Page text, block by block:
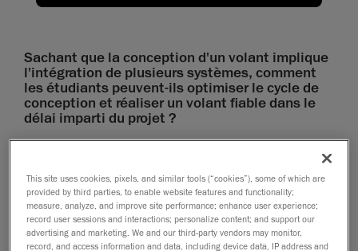
Sachant que la conception d'un volant implique
l'intégration de plusieurs systèmes, comment
les étudiants peuvent-ils optimiser le cycle de
conception et réaliser un volant fiable dans le
délai imparti du projet ?
équipes FSAE car elle nécessite la gestion de
plusieurs sous-équipes, ce qui peut allonger le cycle
de conception en raison d'une trop grande influence
externe. En effet, une équipe responsable du châssis
This site uses cookies, pixels, and similar tools (“cookies”), some of which are
provided by third parties, to enable website features and functionality;
measure, analyze, and improve site performance; enhance user experience;
record user sessions and interactions; personalize content; and support our
advertising and marketing. We and our third-party vendors may monitor,
record, and access information and data, including device data, IP address and